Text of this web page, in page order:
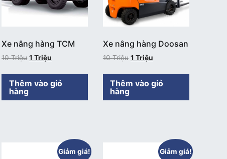
Xe nâng hàng TCM
10Triệu 1Triệu
Thêm vào giỏ
hàng
Xe nâng hàng Doosan
10Triệu 1 Triệu
Thêm vào giỏ
hàng
Giảm giá! Giảm giá!